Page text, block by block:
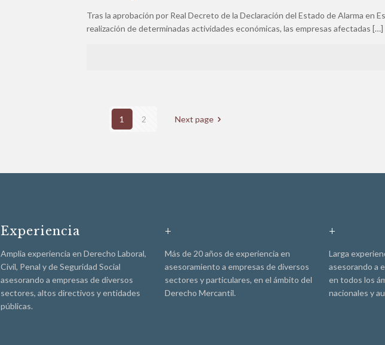
Tras la aprobación por Real Decreto de la Declaración del Estado de Alarma en
realización de determinadas actividades económicas, las empresas afectadas […]
1 2 Next page
Experiencia
Amplia experiencia en Derecho Laboral,
Civil, Penal y de Seguridad Social
asesorando a empresas de diversos
sectores, altos directivos y entidades
públicas.
+
Más de 20 años de experiencia en
asesoramiento a empresas de diversos
sectores y particulares, en el ámbito del
Derecho Mercantil.
+
Larga
asesorando a
en todos los
nacionales y